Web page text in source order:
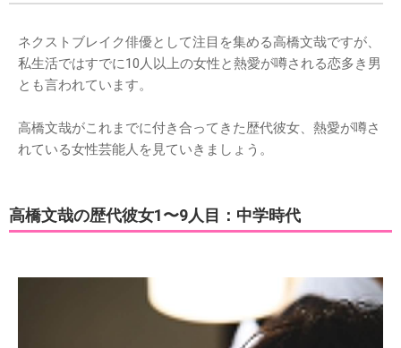
ネクストブレイク俳優として注目を集める高橋文哉ですが、
私生活ではすでに10人以上の女性と熱愛が噂される恋多き男
とも言われています。
高橋文哉がこれまでに付き合ってきた歴代彼女、熱愛が噂さ
れている女性芸能人を見ていきましょう。
高橋文哉の歴代彼女1〜9人目：中学時代